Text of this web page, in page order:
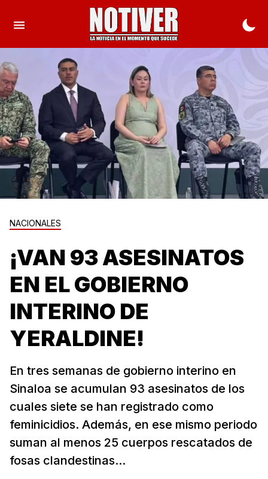
NACIONALES
¡VAN 93 ASESINATOS
EN EL GOBIERNO
INTERINO DE
YERALDINE!
En tres semanas de gobierno interino en
Sinaloa se acumulan 93 asesinatos de los
cuales siete se han registrado como
feminicidios. Además, en ese mismo periodo
suman al menos 25 cuerpos rescatados de
fosas clandestinas...